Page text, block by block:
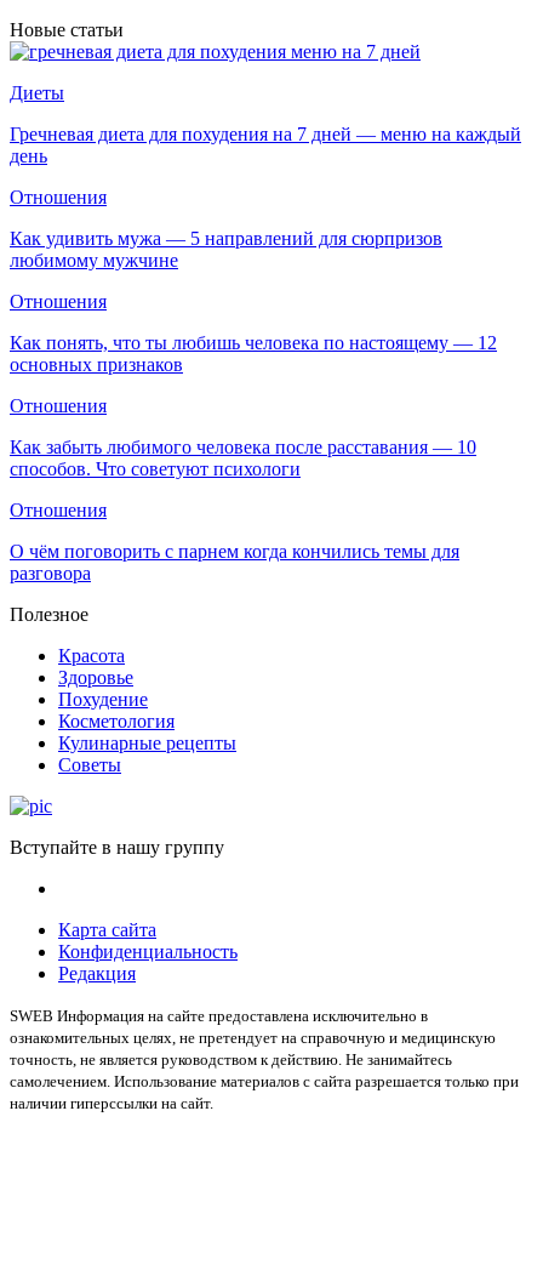
Новые статьи
Диеты
Гречневая диета для похудения на 7 дней — меню на каждый
день
Отношения
Как удивить мужа — 5 направлений для сюрпризов
любимому мужчине
Отношения
Как понять, что ты любишь человека по настоящему — 12
основных признаков
Отношения
Как забыть любимого человека после расставания — 10
способов. Что советуют психологи
Отношения
О чём поговорить с парнем когда кончились темы для
разговора
Полезное
Красота
Здоровье
Похудение
Косметология
Кулинарные рецепты
Советы
Вступайте в нашу группу
Карта сайта
Конфиденциальность
Редакция
SWEB Информация на сайте предоставлена исключительно в
ознакомительных целях, не претендует на справочную и медицинскую
точность, не является руководством к действию. Не занимайтесь
самолечением. Использование материалов с сайта разрешается только при
наличии гиперссылки на сайт.